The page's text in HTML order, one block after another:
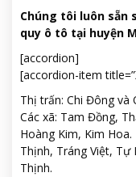
Chúng tôi luôn sẵn
quy ô tô tại huyện
[accordion]
[accordion-item
Thị trấn: Chi Đông và
Các xã: Tam Đồng,
Hoàng Kim, Kim
Thịnh, Tráng Việt, Tự
Thịnh.